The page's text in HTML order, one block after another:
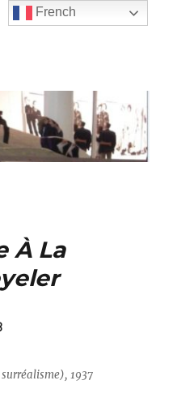
À La
1937
French